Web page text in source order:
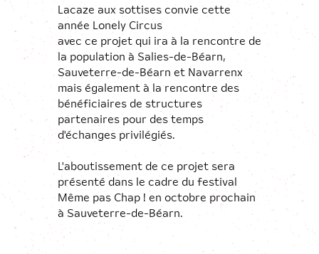
Lacaze aux sottises convie cette
année Lonely Circus
avec ce projet qui ira à la rencontre de
la population à Salies-de-Béarn,
Sauveterre-de-Béarn et Navarrenx
mais également à la rencontre des
bénéficiaires de structures
partenaires pour des temps
d'échanges privilégiés.
L'aboutissement de ce projet sera
présenté dans le cadre du festival
Même pas Chap ! en octobre prochain
à Sauveterre-de-Béarn.